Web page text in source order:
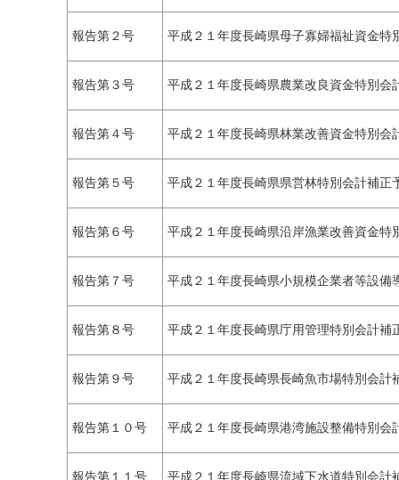
報告第２号 平成２１年度長崎県母子寡婦福祉資金特
報告第３号 平成２１年度長崎県農業改良資金特別会
報告第４号 平成２１年度長崎県林業改善資金特別会
報告第５号 平成２１年度長崎県県営林特別会計補正
報告第６号 平成２１年度長崎県沿岸漁業改善資金特
報告第７号 平成２１年度長崎県小規模企業者等設備
報告第８号 平成２１年度長崎県庁用管理特別会計補
報告第９号 平成２１年度長崎県長崎魚市場特別会計
報告第１０号 平成２１年度長崎県港湾施設整備特別会
報告第１１号 平成２１年度長崎県流域下水道特別会計